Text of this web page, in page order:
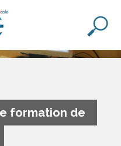
formation de